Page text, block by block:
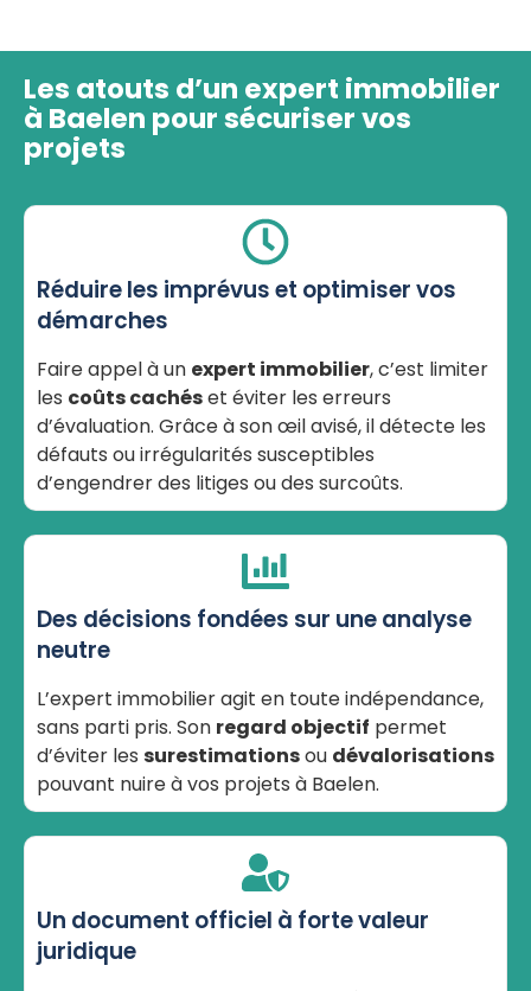
Les atouts d’un expert immobilier
à Baelen pour sécuriser vos
projets
Réduire les imprévus et optimiser vos
démarches
Faire appel à un expert immobilier, c’est limiter
les coûts cachéset éviter les erreurs
d’évaluation. Grâce à son œil avisé, il détecte les
défauts ou irrégularités susceptibles
d’engendrer des litiges ou des surcoûts.
Des décisions fondées sur une analyse
neutre
L’expert immobilier agit en toute indépendance,
sans parti pris. Son regard objectif permet
d’éviter les surestimationsou dévalorisations
pouvant nuire à vos projets à Baelen.
Un document officiel à forte valeur
juridique